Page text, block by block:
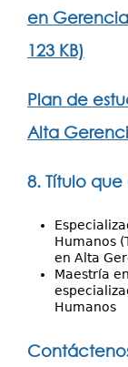
en
123 KB)
Plan de
Alta
8. Título
Humanos
en Alta
Maestría
Humanos